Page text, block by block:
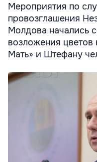
Мероприятия по
провозглашения
Молдова начались
возложения
Мать» и Штефану